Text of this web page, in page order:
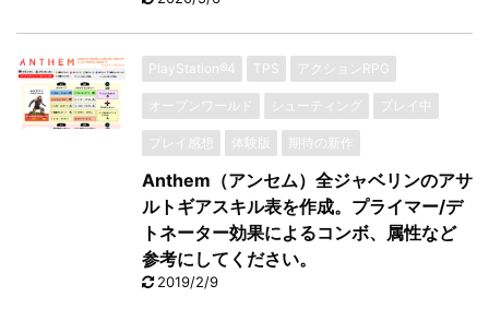
PlayStation®4 TPS アクションRPG
オープンワールド シューティング プレイ中
プレイ感想 体験版 期待の新作
Anthem（アンセム）全ジャベリンのアサ
ルトギアスキル表を作成。プライマー/デ
トネーター効果によるコンボ、属性など
参考にしてください。
2019/2/9